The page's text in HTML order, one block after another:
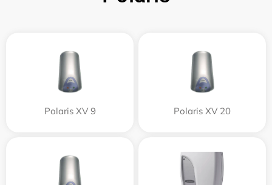
Polaris XV 9 Polaris XV 20